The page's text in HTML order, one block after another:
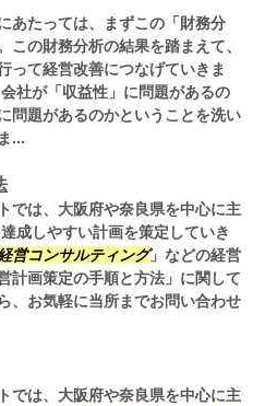
あたっては、まずこの「財務分
この財務分析の結果を踏まえて、
って経営改善につなげていきま
社が「収益性」に問題があるの
問題があるのかということを洗い
...
では、大阪府や奈良県を中心に主
成しやすい計画を策定していき
営コンサルティング」などの経営
計画策定の手順と方法」に関して
、お気軽に当所までお問い合わせ
では、大阪府や奈良県を中心に主